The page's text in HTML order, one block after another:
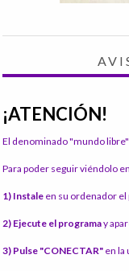
¡ATENCIÓN!
El denominado "mundo libre"
Para poder seguir viéndolo
1) Instale en su ordenador
2) Ejecute el programay
3) Pulse "CONECTAR" en la